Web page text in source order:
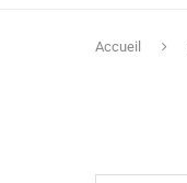
Accueil